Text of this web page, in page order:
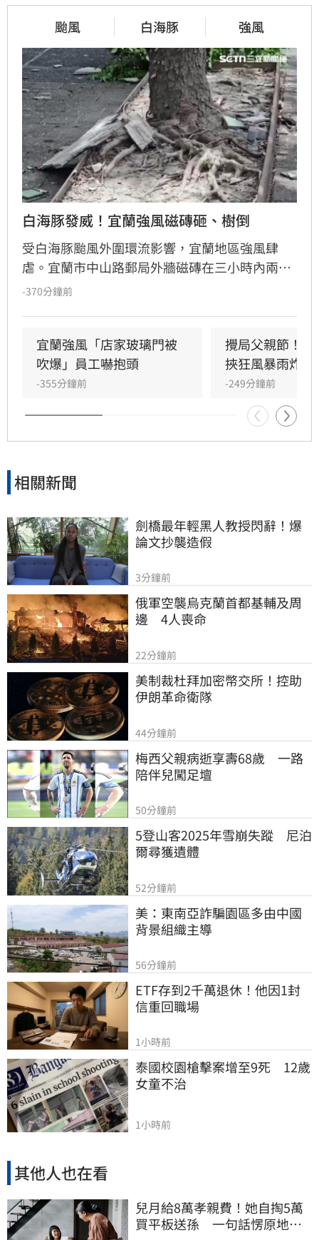
颱風 白海豚 強風
白海豚發威！宜蘭強風磁磚砸、樹倒
受白海豚颱風外圍環流影響，宜蘭地區強風肆
虐。宜蘭市中山路郵局外牆磁磚在三小時內兩度
剝落，武營街亦發生磁磚砸地險象，所幸無人傷
全面停駛。
-370分鐘前
宜蘭強風「店家玻璃門被
吹爆」員工嚇抱頭
-355分鐘前
攪局父親節！
挾狂風暴雨炸雙
-249分鐘前
相關新聞
劍橋最年輕黑人教授閃辭！爆
論文抄襲造假
3分鐘前
俄軍空襲烏克蘭首都基輔及周
邊　4人喪命
22分鐘前
美制裁杜拜加密幣交所！控助
伊朗革命衛隊
44分鐘前
梅西父親病逝享壽68歲　一路
陪伴兒闖足壇
50分鐘前
5登山客2025年雪崩失蹤　尼泊
爾尋獲遺體
52分鐘前
美：東南亞詐騙園區多由中國
背景組織主導
56分鐘前
ETF存到2千萬退休！他因1封
信重回職場
1小時前
泰國校園槍擊案增至9死　12歲
女童不治
1小時前
其他人也在看
兒月給8萬孝親費！她自掏5萬
買平板送孫 一句話愣原地